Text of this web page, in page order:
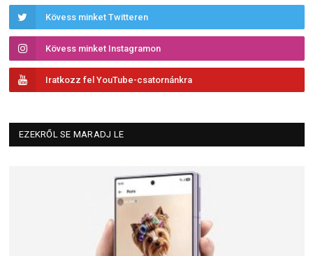
Kövess minket Twitteren
Kövess minket Instagramon
Iratkozz fel YouTube-csatornánkra
EZEKRŐL SE MARADJ LE